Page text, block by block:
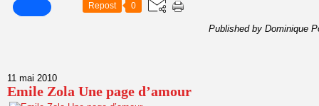
Repost 0
Published by Dominique
11 mai 2010
Emile Zola Une page d’amour